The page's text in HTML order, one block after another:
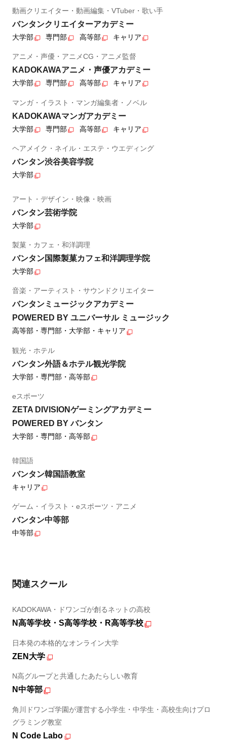
動画クリエイター・動画編集・VTuber・歌い手
バンタンクリエイターアカデミー
大学部 専門部 高等部 キャリア
アニメ・声優・アニメCG・アニメ監督
KADOKAWAアニメ・声優アカデミー
大学部 専門部 高等部 キャリア
マンガ・イラスト・マンガ編集者・ノベル
KADOKAWAマンガアカデミー
大学部 専門部 高等部 キャリア
ヘアメイク・ネイル・エステ・ウエディング
バンタン渋谷美容学院
大学部
アート・デザイン・映像・映画
バンタン芸術学院
大学部
製菓・カフェ・和洋調理
バンタン国際製菓カフェ和洋調理学院
大学部
音楽・アーティスト・サウンドクリエイター
バンタンミュージックアカデミー
POWERED BY ユニバーサル ミュージック
高等部・専門部・大学部・キャリア
観光・ホテル
バンタン外語＆ホテル観光学院
大学部・専門部・高等部
eスポーツ
ZETA DIVISIONゲーミングアカデミー
POWERED BY バンタン
大学部・専門部・高等部
韓国語
バンタン韓国語教室
キャリア
ゲーム・イラスト・eスポーツ・アニメ
バンタン中等部
中等部
関連スクール
KADOKAWA・ドワンゴが創るネットの高校
N高等学校・S高等学校・R高等学校
日本発の本格的なオンライン大学
ZEN大学
N高グループと共通したあたらしい教育
N中等部
角川ドワンゴ学園が運営する小学生・中学生・高校生向けプロ
グラミング教室
N Code Labo